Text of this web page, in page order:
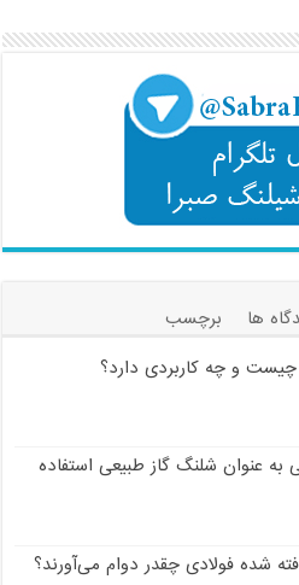
ها
برچسب
و چه کاربردی دارد؟
به عنوان شلنگ گاز طبیعی استفاده
شده فولادی چقدر دوام می‌آورند؟